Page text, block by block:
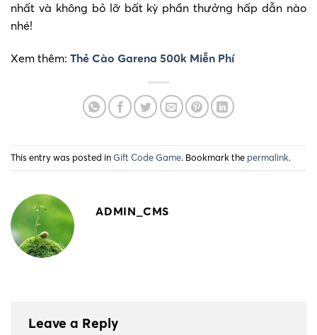
nhất và không bỏ lỡ bất kỳ phần thưởng hấp dẫn nào
nhé!
Xem thêm: Thẻ Cào Garena 500k Miễn Phí
This entry was posted inGift Code Game. Bookmark the permalink.
ADMIN_CMS
Leave a Reply